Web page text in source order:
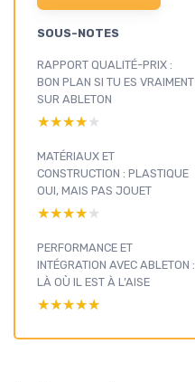
SOUS-NOTES
RAPPORT QUALITÉ-PRIX :
BON PLAN SI TU ES VRAIMENT
SUR ABLETON
★★★★★
★★★★★
MATÉRIAUX ET
CONSTRUCTION : PLASTIQUE
OUI, MAIS PAS JOUET
★★★★★
★★★★★
PERFORMANCE ET
INTÉGRATION AVEC ABLETON :
LÀ OÙ IL EST À L’AISE
★★★★★
★★★★★